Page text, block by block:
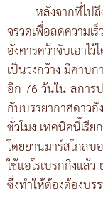
หลังจากที่ไป
จรวดเพื่อลดความเ
อังคารคว้าจับเอาไ
เป็นวงกว้าง มีคาบ
อีก 76 วันใน ลการ
กับบรรยากาศดาวอั
ชั่วโมง เทคนิคนี้เรี
โดยยานมาร์สโกลบ
ใช้แอโรเบรกกิงแล้
ซึ่งทำให้ต้องต้องบร